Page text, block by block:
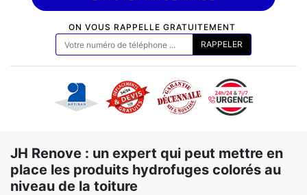
ON VOUS RAPPELLE GRATUITEMENT
JH Renove : un expert qui peut mettre en
place les produits hydrofuges colorés au
niveau de la toiture